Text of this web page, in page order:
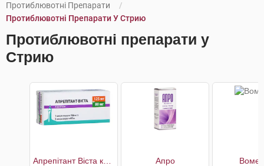
Протиблювотні Препарати
Протиблювотні Препарати У Стрию
Протиблювотні препарати у
Стрию
Апро